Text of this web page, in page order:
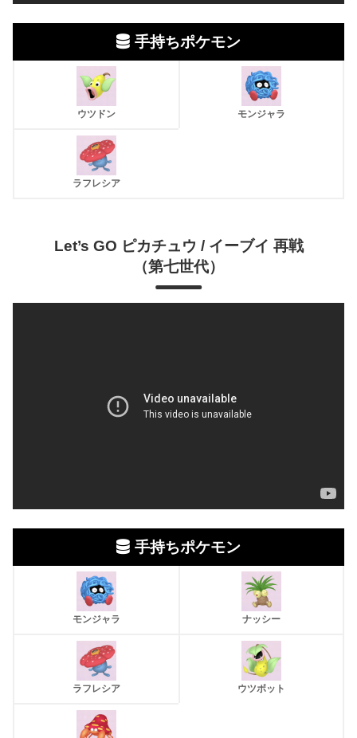
手持ちポケモン
ウツドン モンジャラ
ラフレシア
Let’s GO ピカチュウ / イーブイ 再戦
（第七世代）
手持ちポケモン
モンジャラ ナッシー
ラフレシア ウツボット